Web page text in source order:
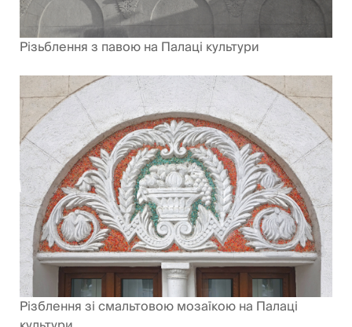
Різьблення з павою на Палаці культури
Різблення зі смальтовою мозаїкою на Палаці